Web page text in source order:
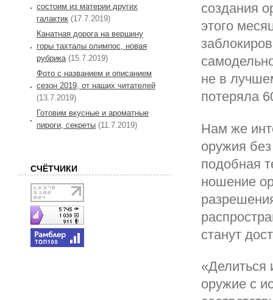
создания
этого
не в
потеряла
Нам же
оружия
подобная
ношение
станут
«Делиться
оружие с
состоим из материи других
галактик (17.7.2019)
Канатная дорога на вершину
горы тахталы олимпос, новая
рубрика (15.7.2019)
Фото с названием и описанием
сезон 2019, от наших читателей
(13.7.2019)
Готовим вкусные и ароматные
пироги, секреты (11.7.2019)
СЧЁТЧИКИ